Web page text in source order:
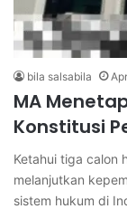
bila salsabila
MA
Konstitusi
Ketahui tiga calon
melanjutkan
sistem hukum di